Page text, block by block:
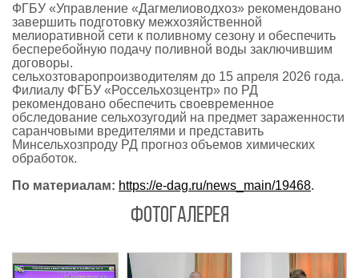
ФГБУ «Управление «Дагмелиоводхоз» рекомендовано
завершить подготовку межхозяйственной
мелиоративной сети к поливному сезону и обеспечить
бесперебойную подачу поливной воды заключившим
договоры.
сельхозтоваропроизводителям до 15 апреля 2026 года.
Филиалу ФГБУ «Россельхозцентр» по РД
рекомендовано обеспечить своевременное
обследование сельхозугодий на предмет зараженности
саранчовыми вредителями и представить
Минсельхозпроду РД прогноз объемов химических
обработок.
По материалам: https://e-dag.ru/news_main/19468.
ФОТОГАЛЕРЕЯ